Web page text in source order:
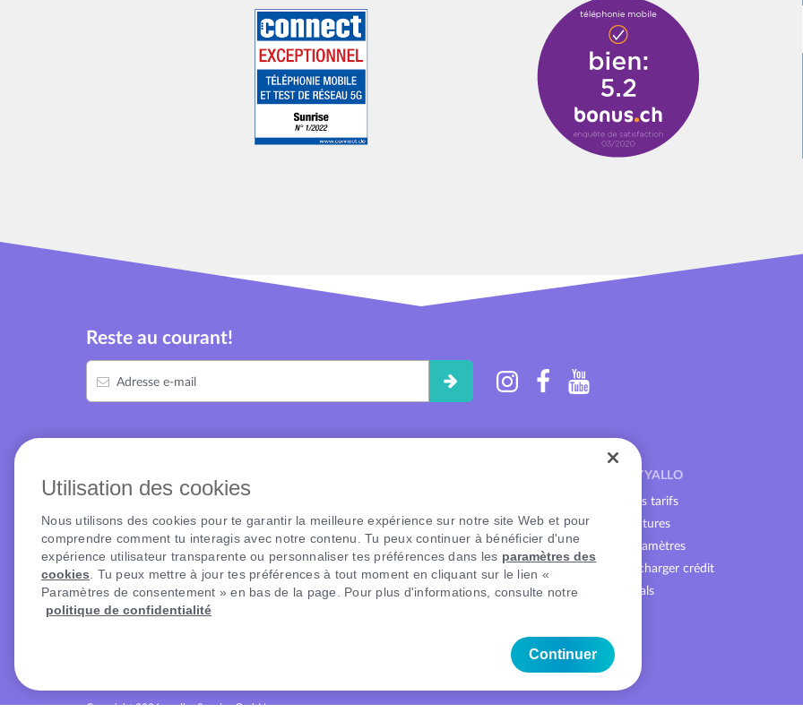
“Téléphoner à l’étranger”: Téléphoner à l’étranger.
Durée minimale du contrat: 0 mois. Un contrat sans durée minimale peut être résilié avec un préavis de 2 mois à la fin de
Résiliation en cas de durée minimale: Les abonnements avec durée minimale du contrat peuvent être résiliés au plus tôt à la
contractuel. Après la fin de l’engagement contractuel, les abonnements peuvent être résiliés avec un préavis de 2 mois à la fin
Frais d’activation Mobile: CHF 59 (Prix normal)
Reste au courant!
Adresse e-mail
Aide
Distinctions
Information roaming
Frais de service
Rapporter un cas de fraude
Prépayé
Internet
5G
Smartphones
MY YALLO
Mes tarifs
Factures
Paramètres
Recharger crédit
Deals
Copyright 2026 - yallo, Sunrise GmbH
Utilisation des cookies
Nous utilisons des cookies pour te garantir la meilleure expérience sur notre site Web et pour
comprendre comment tu interagis avec notre contenu. Tu peux continuer à bénéficier d'une
expérience utilisateur transparente ou personnaliser tes préférences dans les paramètres des
cookies . Tu peux mettre à jour tes préférences à tout moment en cliquant sur le lien «
Paramètres de consentement » en bas de la page. Pour plus d'informations, consulte notre
politique de confidentialité
Continuer